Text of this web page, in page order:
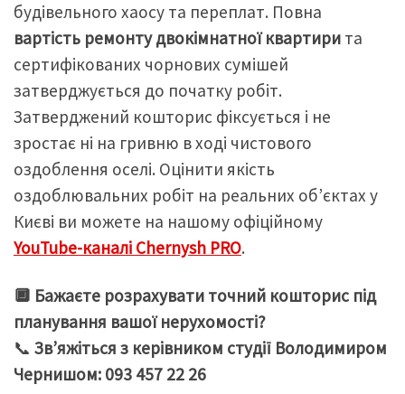
будівельного хаосу та переплат. Повна
вартість ремонту двокімнатної квартири та
сертифікованих чорнових сумішей
затверджується до початку робіт.
Затверджений кошторис фіксується і не
зростає ні на гривню в ході чистового
оздоблення оселі. Оцінити якість
оздоблювальних робіт на реальних об’єктах у
Києві ви можете на нашому офіційному
YouTube-каналі Chernysh PRO.
🔲 Бажаєте розрахувати точний кошторис під
планування вашої нерухомості?
📞 Зв’яжіться з керівником студії Володимиром
Чернишом: 093 457 22 26